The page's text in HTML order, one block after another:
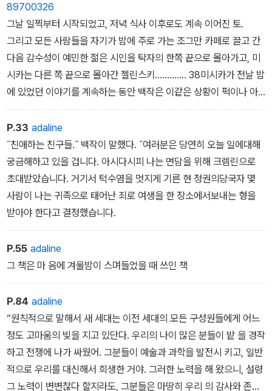
의 시는 대륙을 가로질러 거침없이 나아갈 것이고 별들에게 음악을
전달할 거야!”
백작은 잔을 탁자에 내려놓고 고개를 저었다.
“삶을 새롭게 시작한다는 생각에는 확실히 매력적인 게 있습니다. 그
렇지만 제가 어떻게 집과 여동생과 학창 시절의 기억들을 포기할 수
있겠어요.” 백작이 탁자를 가리키며 말을 이었다. “어떻게 이 기억을
포기할 수 있겠어요?”
안나 우르바노바가 냅킨을 접시에 내려놓고 의자를 뒤로 밀치면서 일
게 키스했다.
89700326
그날 일찍부터 시작되었고, 저녁 식사 이후로도 계속 이어진 토.
그리고 모든 사람들을 자기가 밤에 주로 가는 조그만 카페로 끌고 간
다음 감수성이 예민한 젊은 시인을 탁자의 한쪽 끝으로 몰아가고, 미
시카는 다른 쪽 끝으로 몰아간 젤린스키…………. 38미시카가 전날 밤
에 있었던 이야기를 계속하는 동안 백작은 이같은 상황이 퍽이나 아
이러니하다고 느끼지 않을 수 없었다. 그들이 구두 수선 가게 위층의
셋방을 얻어서 함께 지내던 시기에 방 안에 들어박혀 있던 사람은 미
시카였고, 미시카와 함께 저
P.33 adaline
˝친애하는 친구들.˝ 백작이 말했다. ˝여러분은 당연히 오늘 일에대해
궁금해하고 있을 겁니다. 아시다시피 나는 면담을 위해 크렘린으로
초대받았습니다. 거기서 턱수염을 멋지게 기른 현 정권의당국자 몇
사람이 나는 귀족으로 태어난 죄로 여생을 한 장소에서보내는 형을
받아야 한다고 결정했습니다.
P.55 adaline
그 책은 마 음에 겨울밤이 스며들었을 때 쓰인 책
P.84 adaline
“원칙적으로 말해서 새 세대는 이전 세대의 모든 구성원들에게 어느
정도 고마움의 빚을 지고 있단다. 우리의 나이 많은 분들이 밭 을 경작
하고 전쟁에 나가 싸웠어. 그분들이 예술과 과학을 발전시 키고, 일반
적으로 우리를 대신해서 희생한 거야. 그러한 노력을 해 왔으니, 설령
그 노력이 변변찮다 할지라도, 그분들은 마땅히 우리 의 감사와 존경